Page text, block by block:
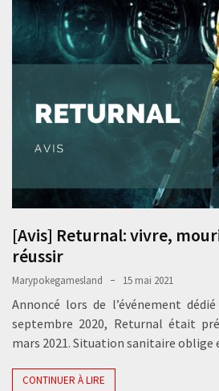
[Avis] Returnal: vivre,
réussir
Marypokegamesland 15 mai 2021
Annoncé lors de l’événement
septembre 2020, Returnal était
mars 2021. Situation sanitaire oblige
CONTINUER À LIRE